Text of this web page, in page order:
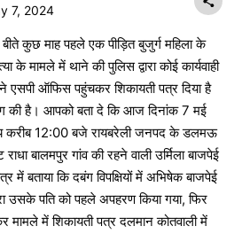
7, 2024
बीते कुछ माह पहले एक पीड़ित बुजुर्ग महिला के
के मामले में थाने की पुलिस द्वारा कोई कार्यवाही
एसपी ऑफिस पहुंचकर शिकायती पत्र दिया है
की है। आपको बता दे कि आज दिनांक 7 मई
करीब 12:00 बजे रायबरेली जनपद के डलमऊ
बालमपुर गांव की रहने वाली उर्मिला बाजपेई
में बताया कि दबंग विपक्षियों में अभिषेक बाजपेई
उसके पति को पहले अपहरण किया गया, फिर
मामले में शिकायती पत्र दलमान कोतवाली में